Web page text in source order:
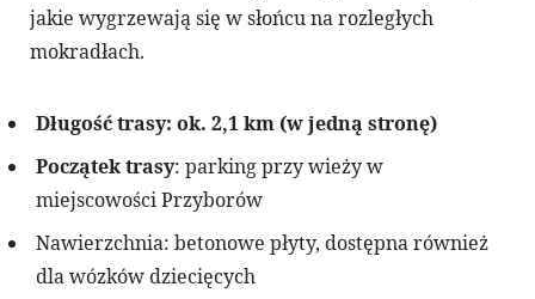
jakie wygrzewają się w słońcu na rozległych
mokradłach.
Długość trasy: ok. 2,1 km (w jedną stronę)
Początek trasy: parking przy wieży w
miejscowości Przyborów
Nawierzchnia: betonowe płyty, dostępna również
dla wózków dziecięcych